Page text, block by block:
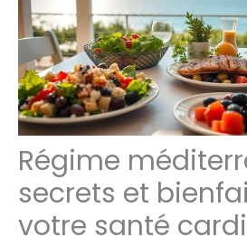
Régime
secrets et
votre santé